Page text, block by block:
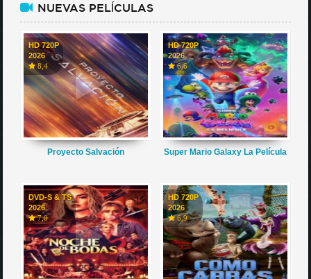
NUEVAS PELÍCULAS
HD 720P
2026
8,4
Proyecto Salvación
HD 720P
2026
6,6
Super Mario Galaxy La Película
DVD-S & TS
2026
7,0
HD 720P
2026
6,9